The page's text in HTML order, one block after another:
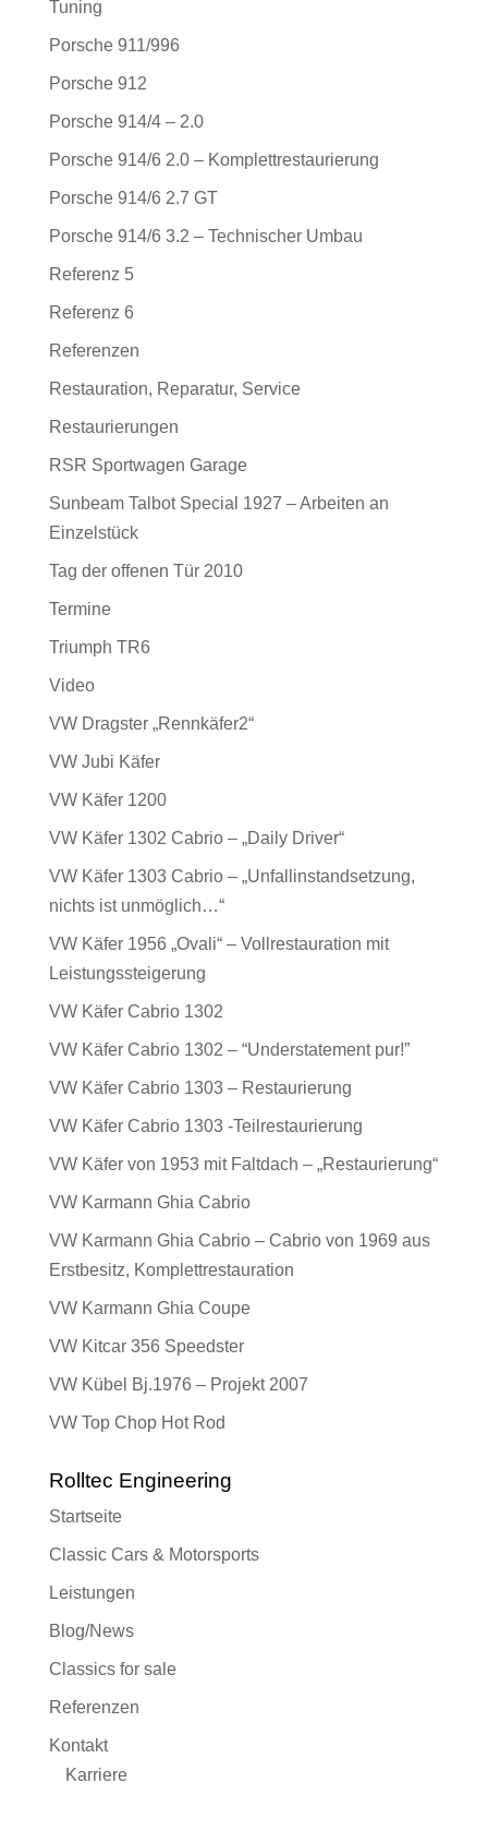
Tuning
Porsche 911/996
Porsche 912
Porsche 914/4 – 2.0
Porsche 914/6 2.0 – Komplettrestaurierung
Porsche 914/6 2.7 GT
Porsche 914/6 3.2 – Technischer Umbau
Referenz 5
Referenz 6
Referenzen
Restauration, Reparatur, Service
Restaurierungen
RSR Sportwagen Garage
Sunbeam Talbot Special 1927 – Arbeiten an
Einzelstück
Tag der offenen Tür 2010
Termine
Triumph TR6
Video
VW Dragster „Rennkäfer2“
VW Jubi Käfer
VW Käfer 1200
VW Käfer 1302 Cabrio – „Daily Driver“
VW Käfer 1303 Cabrio – „Unfallinstandsetzung,
nichts ist unmöglich…“
VW Käfer 1956 „Ovali“ – Vollrestauration mit
Leistungssteigerung
VW Käfer Cabrio 1302
VW Käfer Cabrio 1302 – “Understatement pur!”
VW Käfer Cabrio 1303 – Restaurierung
VW Käfer Cabrio 1303 -Teilrestaurierung
VW Käfer von 1953 mit Faltdach – „Restaurierung“
VW Karmann Ghia Cabrio
VW Karmann Ghia Cabrio – Cabrio von 1969 aus
Erstbesitz, Komplettrestauration
VW Karmann Ghia Coupe
VW Kitcar 356 Speedster
VW Kübel Bj.1976 – Projekt 2007
VW Top Chop Hot Rod
Rolltec Engineering
Startseite
Classic Cars & Motorsports
Leistungen
Blog/News
Classics for sale
Referenzen
Kontakt
Karriere